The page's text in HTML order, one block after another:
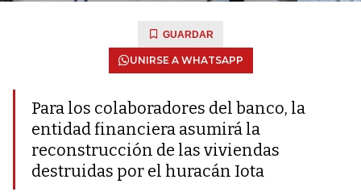
GUARDAR
UNIRSE A WHATSAPP
Para los colaboradores del banco, la
entidad financiera asumirá la
reconstrucción de las viviendas
destruidas por el huracán Iota